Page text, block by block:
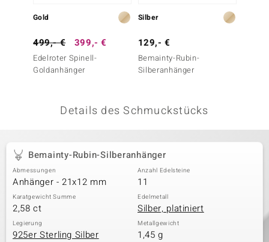
BY DE MELO
Classics
Gold
499,- € 399,- €
Edelroter Spinell-
Goldanhänger
Silber
129,- €
Bemainty-Rubin-
Silberanhänger
Details des Schmuckstücks
Bemainty-Rubin-Silberanhänger
Abmessungen
Anhänger - 21x12 mm
Anzahl Edelsteine
11
Karatgewicht Summe
2,58 ct
Edelmetall
Silber, platiniert
Legierung
925er Sterling Silber
Metallgewicht
1,45 g